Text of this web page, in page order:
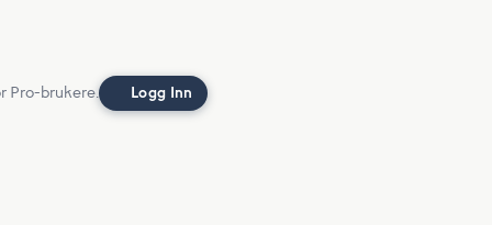
Pro-brukere. Logg Inn